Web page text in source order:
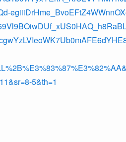
5&th=1